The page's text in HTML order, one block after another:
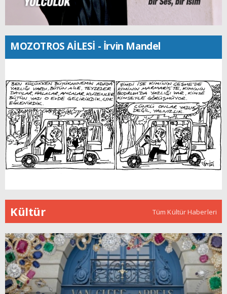
MOZOTROS AİLESİ - İrvin Mandel
Kültür Tüm Kültür Haberleri